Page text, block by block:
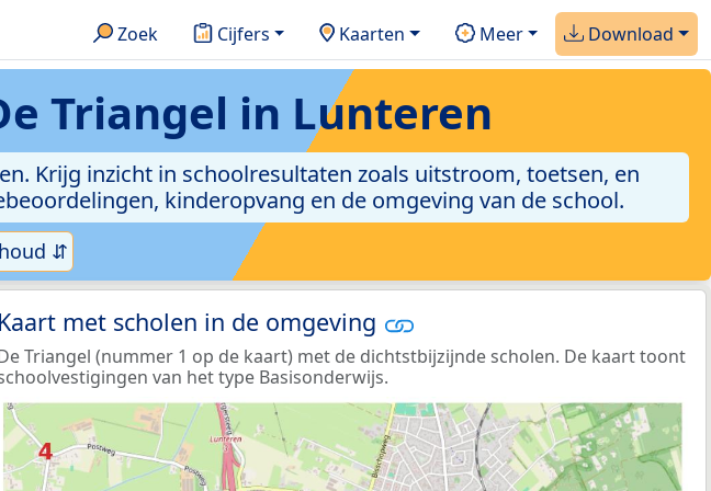
Zoek Cijfers Kaarten Meer Download
Triangel in Lunteren
Krijg inzicht in schoolresultaten zoals uitstroom, toetsen, en
kinderopvang en de omgeving van de school.
⇵
Kaart met scholen in de omgeving
Triangel (nummer 1 op de kaart) met de dichtstbijzijnde scholen. De kaart toont
van het type Basisonderwijs.